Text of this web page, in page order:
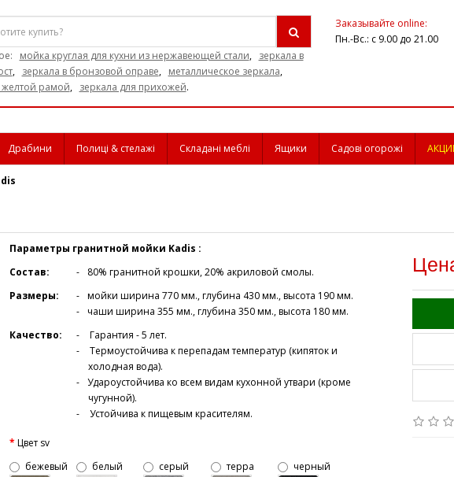
мойка круглая для кухни из нержавеющей стали, зеркала в
, зеркала в бронзовой оправе, металлическое зеркала,
желтой рамой, зеркала для прихожей.
Заказывайте online:
Пн.-Вс.: с 9.00 до 21.00
Драбини Полиці & стелажі Складані меблі Ящики Садові огорожі
Параметры гранитной мойки Kadis :
Состав:
80% гранитной крошки, 20% акриловой смолы.
Размеры:
мойки ширина 770 мм., глубина 430 мм., высота 190 мм.
чаши ширина 355 мм., глубина 350 мм., высота 180 мм.
Качество:
Гарантия - 5 лет.
Термоустойчива к перепадам температур (кипяток и
холодная вода).
Удароустойчива ко всем видам кухонной утвари (кроме
чугунной).
Устойчива к пищевым красителям.
Цвет sv
бежевый
белый серый терра черный